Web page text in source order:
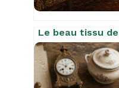
Le beau tissu de
la tapisserie :
analyse de
l’imagerie
romantique